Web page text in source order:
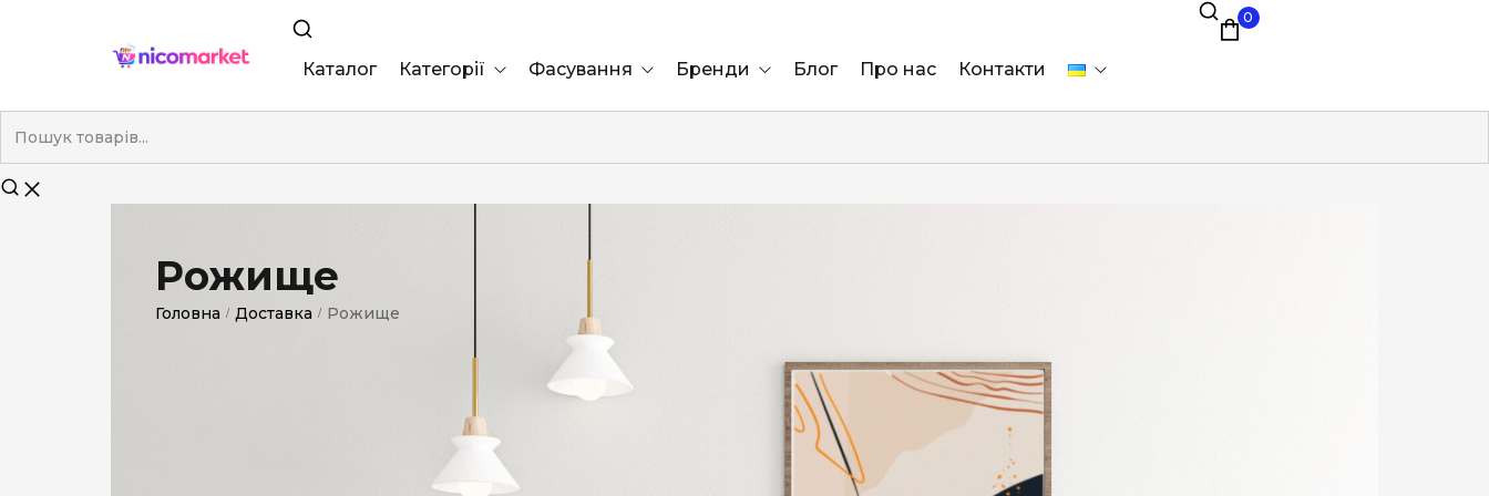
Каталог Категорії
Без фільтра
Смакові (капсула)
Фасування Бренди Блог Про нас Контакти
0
Рожище
Головна / Доставка / Рожище